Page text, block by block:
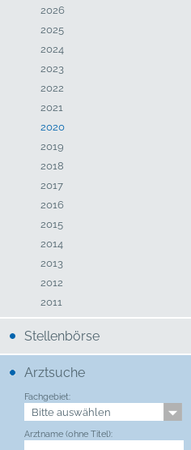
2026
2025
2024
2023
2022
2021
2020
2019
2018
2017
2016
2015
2014
2013
2012
2011
Stellenbörse
Arztsuche
Fachgebiet:
Arztname (ohne Titel):